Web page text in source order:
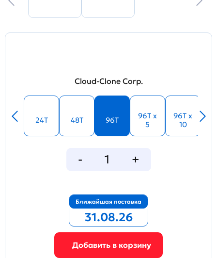
Cloud-Clone Corp.
24T 48T 96T
96T x
5
96T x
10
Ближайшая поставка
31.08.26